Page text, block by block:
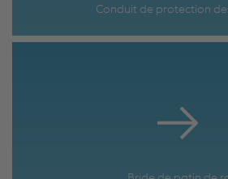
Conduit de protection